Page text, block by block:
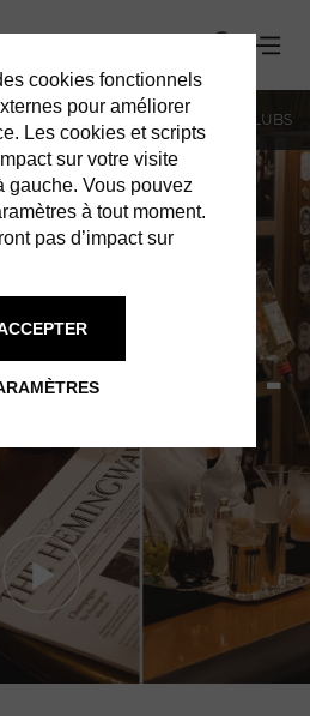
RESTAURANTS BARS & CLUBS
& CLUBS À PARIS
-
cookies fonctionnels
pour améliorer
Les cookies et scripts
sur votre visite
gauche. Vous pouvez
à tout moment.
pas d’impact sur